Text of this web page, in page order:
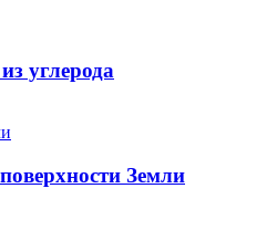
углерода
Земли